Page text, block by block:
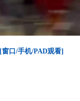
[窗口/手机/PAD观看]